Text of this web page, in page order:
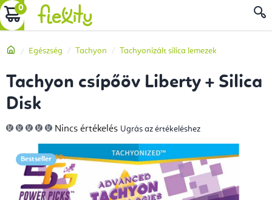
Ugrás
a
tartalomhoz
KOSÁR
Kezdőlap
Egészség Tachyon Tachyonizált silica lemezek
Tachyon csípőöv Liberty + Silica
Disk
A
termék
értékelése
5-
ből
0,0
csillag.
Nincs értékelés Ugrás az értékeléshez
Bestseller